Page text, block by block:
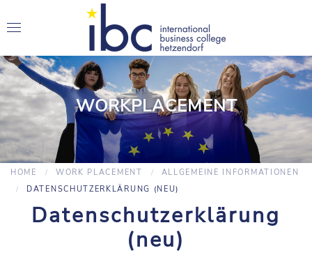
WORKPLACEMENT
HOME WORK PLACEMENT
ALLGEMEINE INFORMATIONEN
DATENSCHUTZERKLÄRUNG (NEU)
Datenschutzerklärung
(neu)